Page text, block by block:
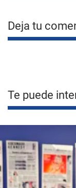
Deja tu
Te puede